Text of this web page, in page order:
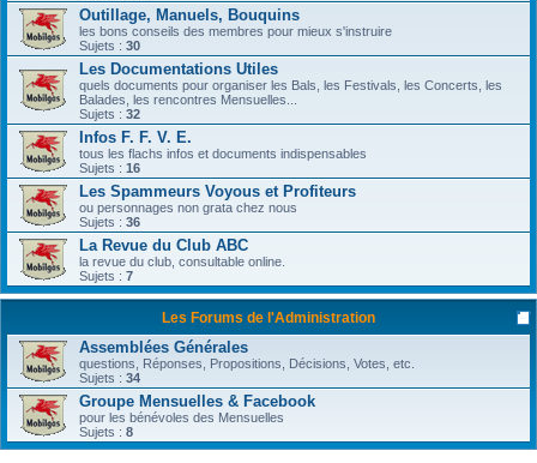
Outillage, Manuels, Bouquins
les bons conseils des membres pour mieux s'instruire
Sujets : 30
Les Documentations Utiles
quels documents pour organiser les Bals, les Festivals, les Concerts, les
Balades, les rencontres Mensuelles...
Sujets : 32
Infos F. F. V. E.
tous les flachs infos et documents indispensables
Sujets : 16
Les Spammeurs Voyous et Profiteurs
ou personnages non grata chez nous
Sujets : 36
La Revue du Club ABC
la revue du club, consultable online.
Sujets : 7
Les Forums de l'Administration
Assemblées Générales
questions, Réponses, Propositions, Décisions, Votes, etc.
Sujets : 34
Groupe Mensuelles & Facebook
pour les bénévoles des Mensuelles
Sujets : 8